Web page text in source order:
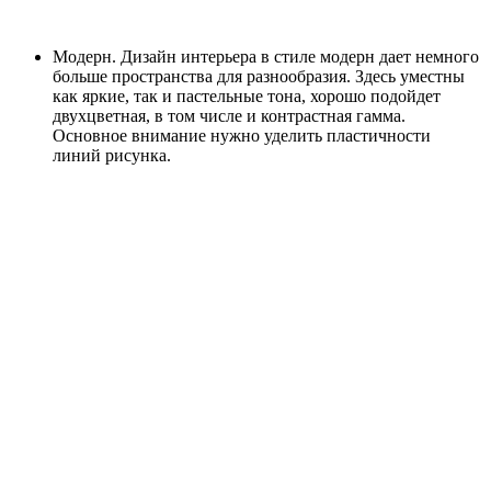
Модерн. Дизайн интерьера в стиле модерн дает немного
больше пространства для разнообразия. Здесь уместны
как яркие, так и пастельные тона, хорошо подойдет
двухцветная, в том числе и контрастная гамма.
Основное внимание нужно уделить пластичности
линий рисунка.